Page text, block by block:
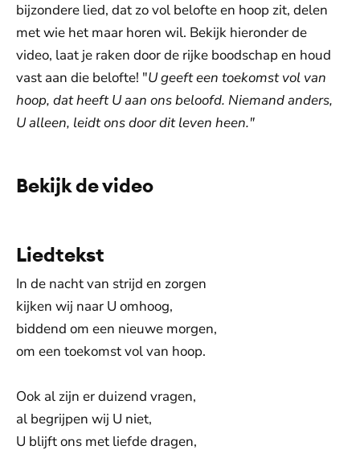
bijzondere lied, dat zo vol belofte en hoop zit, delen
met wie het maar horen wil. Bekijk hieronder de
video, laat je raken door de rijke boodschap en houd
vast aan die belofte! "U geeft een toekomst vol van
hoop, dat heeft U aan ons beloofd. Niemand anders,
U alleen, leidt ons door dit leven heen."
Bekijk de video
De weergave van deze video vereist jouw
Liedtekst
In de nacht van strijd en zorgen
kijken wij naar U omhoog,
biddend om een nieuwe morgen,
om een toekomst vol van hoop.
Ook al zijn er duizend vragen,
al begrijpen wij U niet,
U blijft ons met liefde dragen,